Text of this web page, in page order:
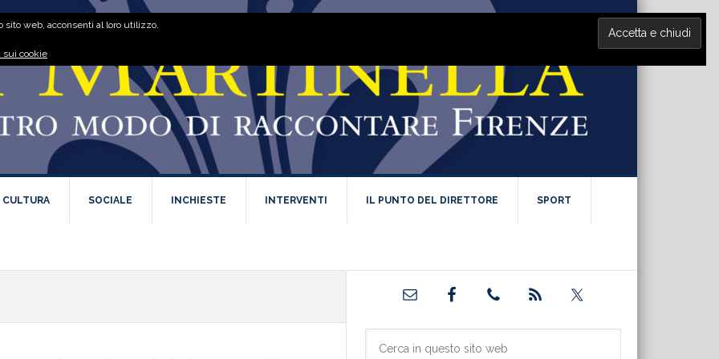
CULTURA SOCIALE INCHIESTE INTERVENTI IL PUNTO DEL DIRETTORE SPORT
Barra
primaria
web, acconsenti al loro utilizzo.
sui cookie